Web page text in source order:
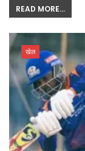
READ MORE...
खेल